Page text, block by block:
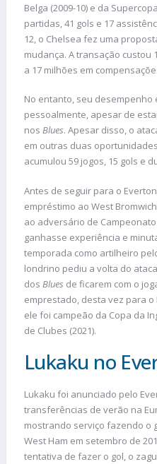
Belga (2009-10) e da
partidas, 41 gols e 17
12, o Chelsea fez uma
mudança. A transação custou
a 17 milhões em
No entanto, seu desempenho
pessoalmente, apesar de
nos Blues. Apesar disso, o
em outras duas
acumulou 59 jogos, 15 gols e
Antes de seguir para o
empréstimo ao West
ao adversário de
ganhasse experiência e
temporada como artilheiro
londrino pediu a volta do
dos Blues de ficarem com o
emprestado, desta vez para
ele foi campeão da Copa da
de Clubes (2021).
Lukaku no
Lukaku foi anunciado pelo
transferências de verão na
mostrando serviço fazendo o
West Ham em setembro de
tentativa de fazer o gol, o